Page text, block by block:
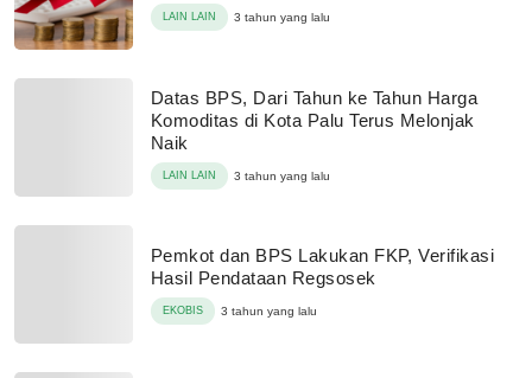
LAIN LAIN 3 tahun yang lalu
Datas BPS, Dari Tahun ke Tahun Harga
Komoditas di Kota Palu Terus Melonjak
Naik
LAIN LAIN 3 tahun yang lalu
Pemkot dan BPS Lakukan FKP, Verifikasi
Hasil Pendataan Regsosek
EKOBIS 3 tahun yang lalu